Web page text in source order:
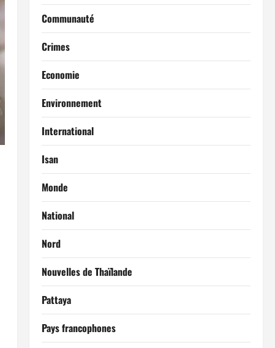
Communauté
Crimes
Economie
Environnement
International
Isan
Monde
National
Nord
Nouvelles de Thaïlande
Pattaya
Pays francophones